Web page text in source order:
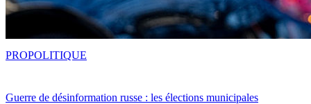
Guerre de désinformation russe : les élections municipales
PROPOLITIQUE